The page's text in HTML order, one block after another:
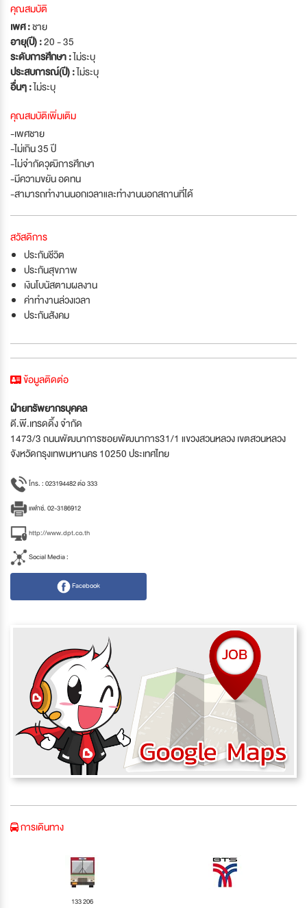
คุณสมบัติ
เพศ :ชาย
อายุ(ปี) :20 - 35
ระดับการศึกษา :ไม่ระบุ
ประสบการณ์(ปี) :ไม่ระบุ
อื่นๆ :ไม่ระบุ
คุณสมบัติเพิ่มเติม
-เพศชาย
-ไม่เกิน 35 ปี
-ไม่จำกัดวุฒิการศึกษา
-มีความขยัน อดทน
-สามารถทำงานนอกเวลาและทำงานนอกสถานที่ได้
สวัสดิการ
ประกันชีวิต
ประกันสุขภาพ
เงินโบนัสตามผลงาน
ค่าทำงานล่วงเวลา
ประกันสังคม
ข้อมูลติดต่อ
ฝ่ายทรัพยากรบุคคล
ดี.พี.เทรดดิ้ง จำกัด
1473/3 ถนนพัฒนาการซอยพัฒนาการ31/1 แขวงสวนหลวง เขตสวนหลวง
จังหวัดกรุงเทพมหานคร 10250 ประเทศไทย
โทร. : 023194482 ต่อ 333
แฟกซ์. 02-3186912
http://www.dpt.co.th
Social Media :
Facebook
การเดินทาง
133 206